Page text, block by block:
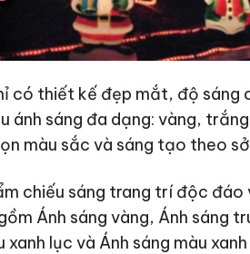
có thiết kế đẹp mắt, độ sáng
ánh sáng đa dạng: vàng,
màu sắc và sáng tạo theo
chiếu sáng trang trí độc đáo
Ánh sáng vàng, Ánh sáng
lục và Ánh sáng màu